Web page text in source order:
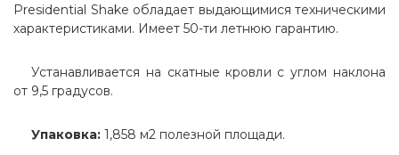
Presidential Shake обладает выдающимися техническими
характеристиками. Имеет 50-ти летнюю гарантию.
Устанавливается на скатные кровли с углом наклона
от 9,5 градусов.
Упаковка: 1,858 м2 полезной площади.